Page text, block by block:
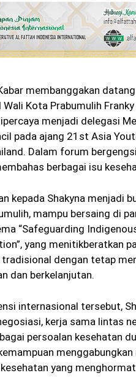
membanggakan
Kota Prabumulih
menjadi delegasi
pada ajang 21st Asia
Dalam forum
berbagai isu
kepada Shakyna menjadi
mampu bersaing di
“Safeguarding
yang menitikberatkan
dengan tetap
dan berkelanjutan.
internasional tersebut,
kerja sama lintas
persoalan kesehatan
yang